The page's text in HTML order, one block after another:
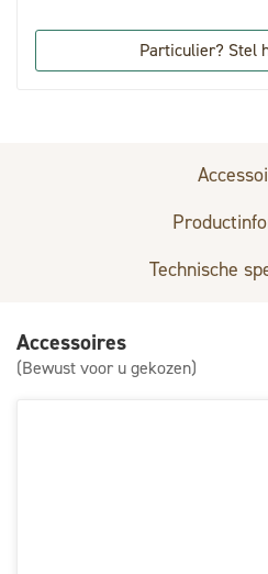
Particulier? Stel
Technische
Accessoires
(Bewust voor u gekozen)